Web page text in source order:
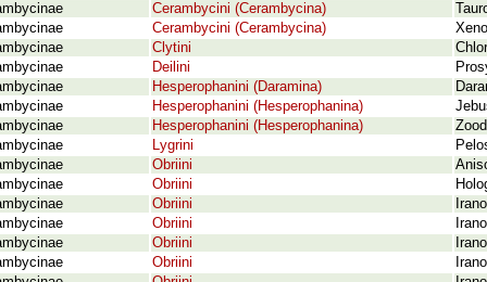
Cerambycini (Cerambycina)
Cerambycini (Cerambycina)
Clytini
Deilini
Hesperophanini (Daramina)
Hesperophanini (Hesperophanina)
Hesperophanini (Hesperophanina)
Lygrini
Obriini
Obriini
Obriini
Obriini
Obriini
Obriini